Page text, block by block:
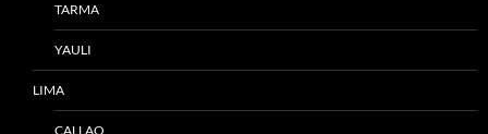
TARMA
YAULI
LIMA
CALLAO